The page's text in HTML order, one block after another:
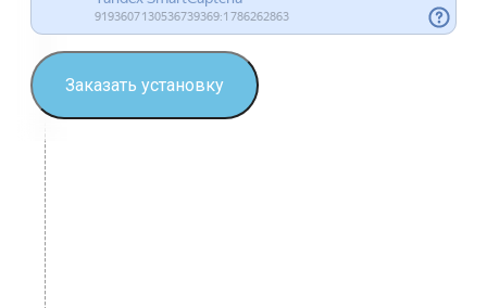
Заказать установку